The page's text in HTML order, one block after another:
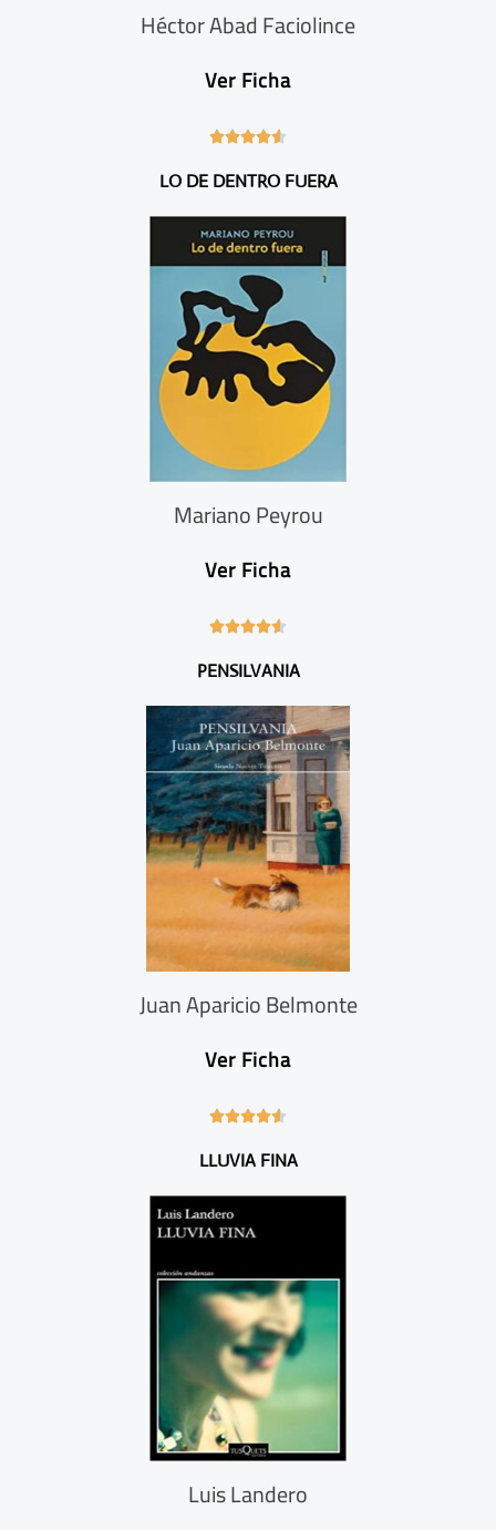
Héctor Abad Faciolince
Ver Ficha

6
LO DE DENTRO FUERA
Mariano Peyrou
Ver Ficha

6
PENSILVANIA
Juan Aparicio Belmonte
Ver Ficha

6
LLUVIA FINA
Luis Landero